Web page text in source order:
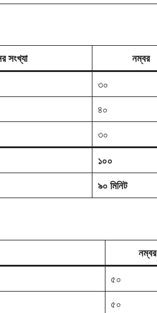
সংখ্যা
নম্বর
৩০
৪০
৩০
১০০
৯০ মিনিট
নম্বর
৫০
৫০